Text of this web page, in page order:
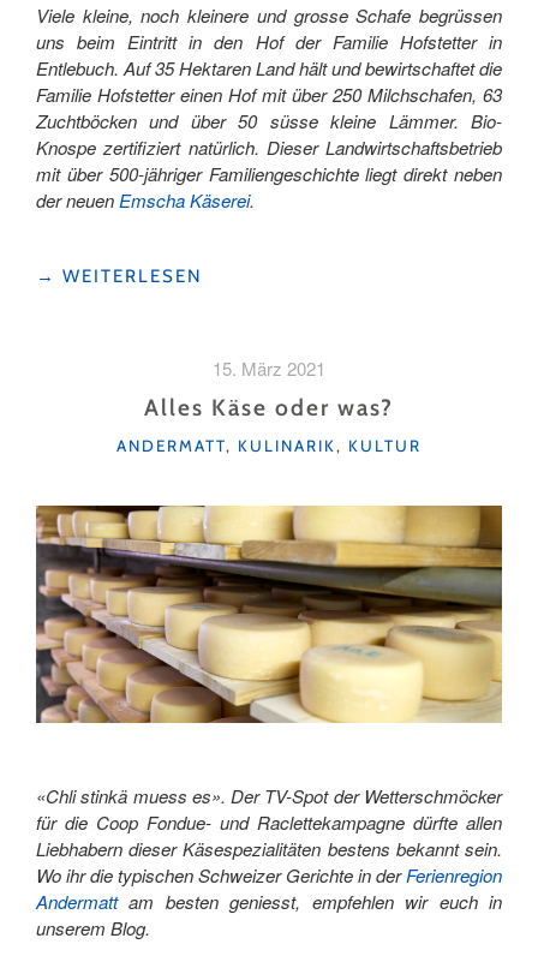
Viele kleine, noch kleinere und grosse Schafe begrüssen
uns beim Eintritt in den Hof der Familie Hofstetter in
Entlebuch. Auf 35 Hektaren Land hält und bewirtschaftet die
Familie Hofstetter einen Hof mit über 250 Milchschafen, 63
Zuchtböcken und über 50 süsse kleine Lämmer. Bio-
Knospe zertifiziert natürlich. Dieser Landwirtschaftsbetrieb
mit über 500-jähriger Familiengeschichte liegt direkt neben
der neuen Emscha Käserei.
"DICKE
«JÖÖÖ»
EMSCHA
SCHAFMILCHGENUSS
IN
ENTLEBUCH"
→ WEITERLESEN
15. März 2021
Alles Käse oder was?
KATEGORIEN
ANDERMATT, KULINARIK, KULTUR
«Chli stinkä muess es». Der TV-Spot der Wetterschmöcker
für die Coop Fondue- und Raclettekampagne dürfte allen
Liebhabern dieser Käsespezialitäten bestens bekannt sein.
Wo ihr die typischen Schweizer Gerichte in derFerienregion
Andermattam besten geniesst, empfehlen wir euch in
unserem Blog.